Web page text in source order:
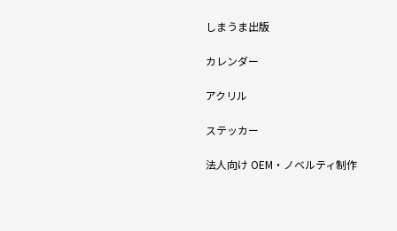
しまうま出版
カレンダー
アクリル
ステッカー
法人向け OEM・ノベルティ制作